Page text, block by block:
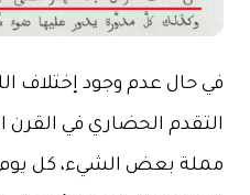
في حال عدم وجود إختلاف
التقدم الحضاري في القرن
مملة بعض الشيء، كل